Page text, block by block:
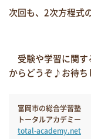
次回も、2次方程式
受験や学習に関す
からどうぞ♪お待ち
富岡市の総合学習塾
トータルアカデミー
total-academy.net